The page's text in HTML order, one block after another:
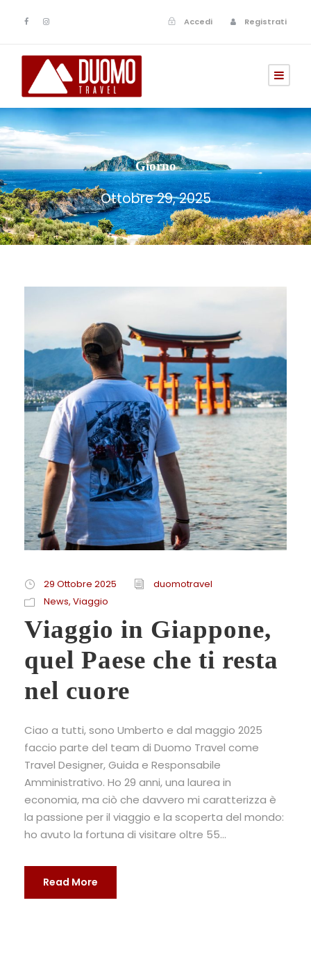
Accedi Registrati
Giorno
Ottobre 29, 2025
29 Ottobre 2025
duomotravel
News, Viaggio
Viaggio in Giappone,
quel Paese che ti resta
nel cuore
Ciao a tutti, sono Umberto e dal maggio 2025
faccio parte del team di Duomo Travel come
Travel Designer, Guida e Responsabile
Amministrativo. Ho 29 anni, una laurea in
economia, ma ciò che davvero mi caratterizza è
la passione per il viaggio e la scoperta del mondo:
ho avuto la fortuna di visitare oltre 55...
Read More